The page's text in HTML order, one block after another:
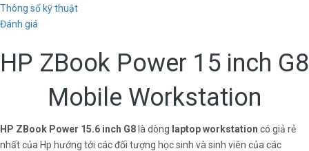
Thông số kỹ thuật
Đánh giá
HP ZBook Power 15 inch G8
Mobile Workstation
HP ZBook Power 15.6 inch G8 là dòng laptop workstation có giả rẻ
nhất của Hp hướng tới các đối tượng học sinh và sinh viên của các